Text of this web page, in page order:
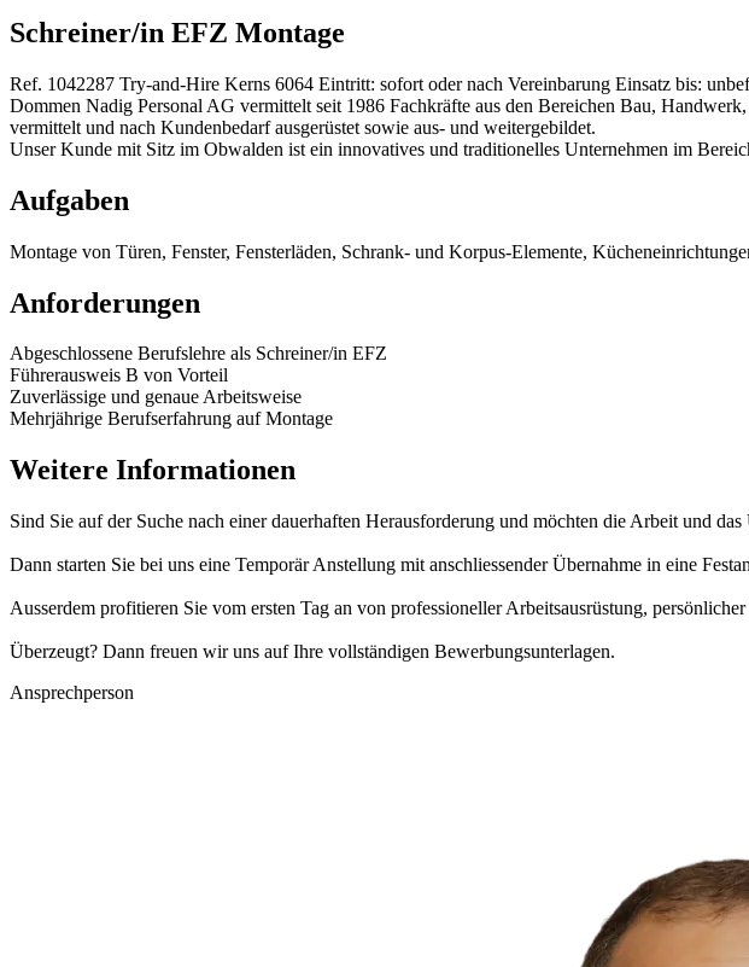
Schreiner/in EFZ Montage
Ref. 1042287 Try-and-Hire Kerns 6064 Eintritt: sofort oder nach Vereinbarung Einsatz bis:
Dommen Nadig Personal AG vermittelt seit 1986 Fachkräfte aus den Bereichen Bau,
vermittelt und nach Kundenbedarf ausgerüstet sowie aus- und weitergebildet.
Unser Kunde mit Sitz im Obwalden ist ein innovatives und traditionelles Unternehmen im
Aufgaben
Montage von Türen, Fenster, Fensterläden, Schrank- und Korpus-Elemente,
Anforderungen
Abgeschlossene Berufslehre als Schreiner/in EFZ
Führerausweis B von Vorteil
Zuverlässige und genaue Arbeitsweise
Mehrjährige Berufserfahrung auf Montage
Weitere Informationen
Sind Sie auf der Suche nach einer dauerhaften Herausforderung und möchten die Arbeit und
Dann starten Sie bei uns eine Temporär Anstellung mit anschliessender Übernahme in eine
Ausserdem profitieren Sie vom ersten Tag an von professioneller Arbeitsausrüstung,
Überzeugt? Dann freuen wir uns auf Ihre vollständigen Bewerbungsunterlagen.
Ansprechperson